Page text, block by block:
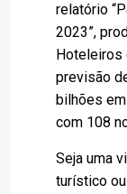
relatório
2023”,
Hoteleiros
previsão
bilhões
com 108
Seja uma
turístico